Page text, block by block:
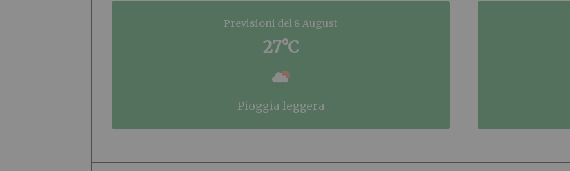
Previsioni del 8 August
27°C
pioggia leggera